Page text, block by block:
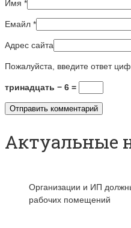
Имя *
Емайл *
Адрес сайта
Пожалуйста, введите ответ
тринадцать − 6 =
Актуальные
Организации и ИП
рабочих помещений